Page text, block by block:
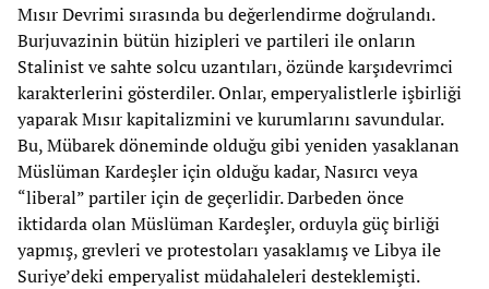
Mısır Devrimi sırasında bu değerlendirme doğrulandı.
Burjuvazinin bütün hizipleri ve partileri ile onların
Stalinist ve sahte solcu uzantıları, özünde karşıdevrimci
karakterlerini gösterdiler. Onlar, emperyalistlerle işbirliği
yaparak Mısır kapitalizmini ve kurumlarını savundular.
Bu, Mübarek döneminde olduğu gibi yeniden yasaklanan
Müslüman Kardeşler için olduğu kadar, Nasırcı veya
“liberal” partiler için de geçerlidir. Darbeden önce
iktidarda olan Müslüman Kardeşler, orduyla güç birliği
yapmış, grevleri ve protestoları yasaklamış ve Libya ile
Suriye’deki emperyalist müdahaleleri desteklemişti.